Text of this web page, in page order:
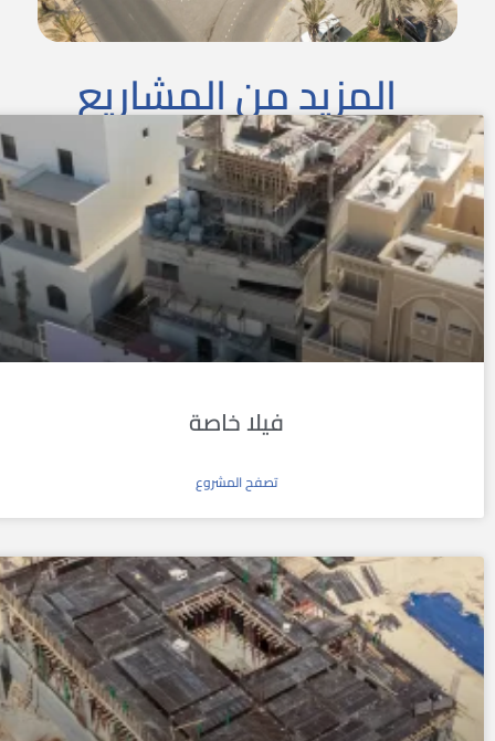
المزيد من المشاريع
فيلا خاصة
تصفح المشروع